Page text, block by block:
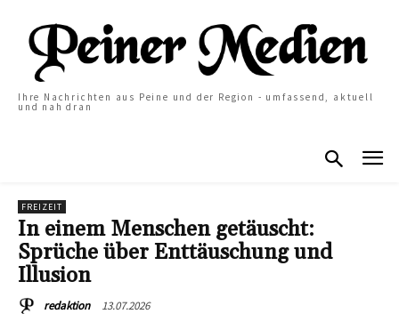
Ihre Nachrichten aus Peine und der Region - umfassend, aktuell
und nah dran
FREIZEIT
In einem Menschen getäuscht:
Sprüche über Enttäuschung und
Illusion
redaktion 13.07.2026